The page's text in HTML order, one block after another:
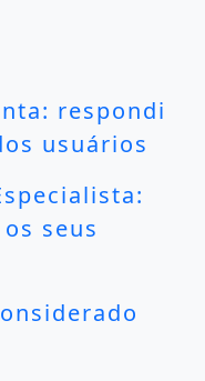
respondi
usuários
seus